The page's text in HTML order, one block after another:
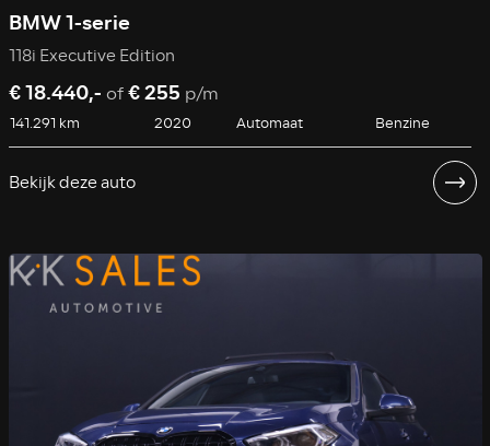
BMW 1-serie
118i Executive Edition
€ 18.440,- of€ 255 p/m
141.291 km 2020 Automaat Benzine
Bekijk deze auto